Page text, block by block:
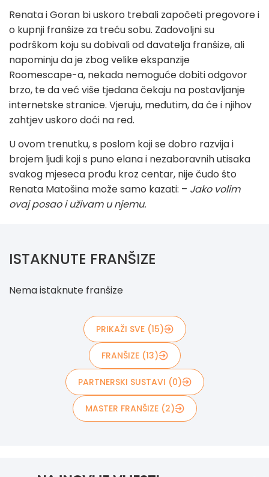
Renata i Goran bi uskoro trebali započeti pregovore i
o kupnji franšize za treću sobu. Zadovoljni su
podrškom koju su dobivali od davatelja franšize, ali
napominju da je zbog velike ekspanzije
Roomescape-a, nekada nemoguće dobiti odgovor
brzo, te da već više tjedana čekaju na postavljanje
internetske stranice. Vjeruju, međutim, da će i njihov
zahtjev uskoro doći na red.
U ovom trenutku, s poslom koji se dobro razvija i
brojem ljudi koji s puno elana i nezaboravnih utisaka
svakog mjeseca prođu kroz centar, nije čudo što
Renata Matošina može samo kazati: – Jako volim
ovaj posao i uživam u njemu.
ISTAKNUTE FRANŠIZE
Nema istaknute franšize
PRIKAŽI SVE (15)
FRANŠIZE (13)
PARTNERSKI SUSTAVI (0)
MASTER FRANŠIZE (2)